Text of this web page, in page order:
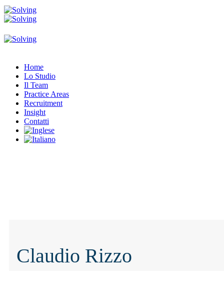
Home
Lo Studio
Il Team
Practice Areas
Recruitment
Insight
Contatti
Claudio Rizzo